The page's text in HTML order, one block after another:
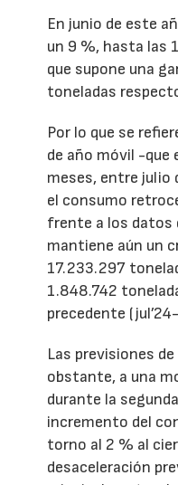
En junio de este
un 9 %, hasta las
que supone una
toneladas
Por lo que se
de año móvil -que
meses, entre julio
el consumo
frente a los datos
mantiene aún un
17.233.297
1.848.742
precedente
Las previsiones
obstante, a una
durante la
incremento del
torno al 2 % al
desaceleración